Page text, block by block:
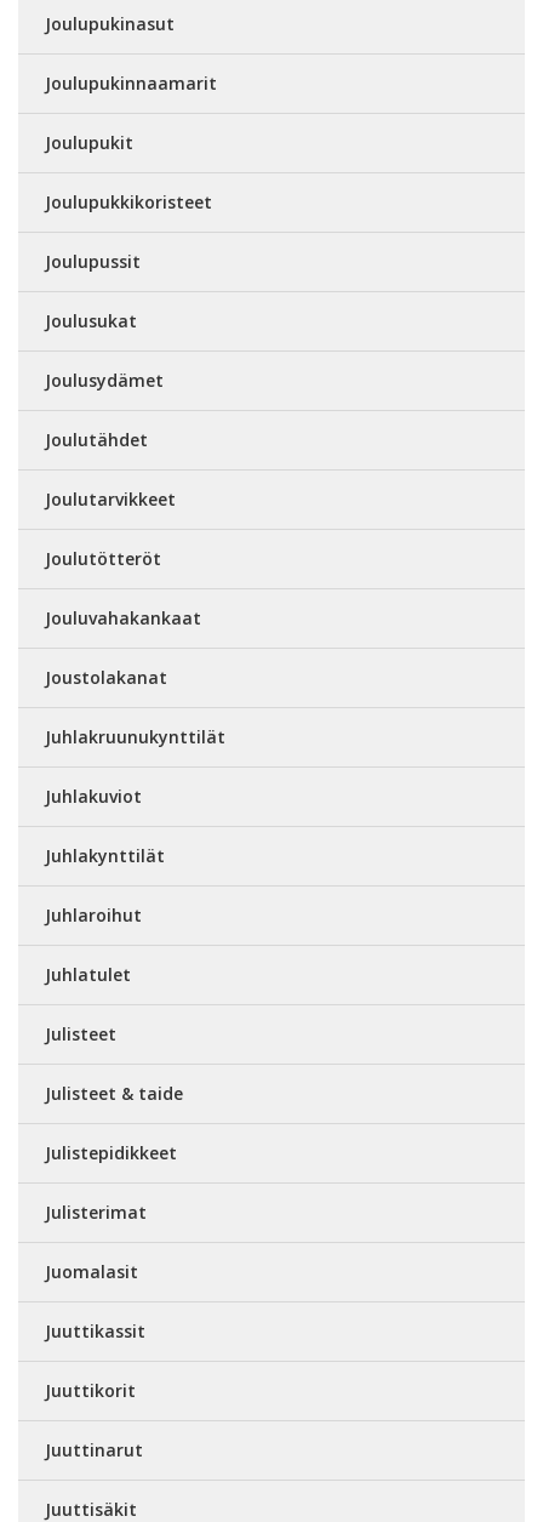
Joulupukinasut
Joulupukinnaamarit
Joulupukit
Joulupukkikoristeet
Joulupussit
Joulusukat
Joulusydämet
Joulutähdet
Joulutarvikkeet
Joulutötteröt
Jouluvahakankaat
Joustolakanat
Juhlakruunukynttilät
Juhlakuviot
Juhlakynttilät
Juhlaroihut
Juhlatulet
Julisteet
Julisteet & taide
Julistepidikkeet
Julisterimat
Juomalasit
Juuttikassit
Juuttikorit
Juuttinarut
Juuttisäkit